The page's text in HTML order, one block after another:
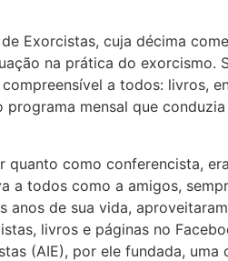
Exorcistas, cuja décima
na prática do
a todos: livros,
mensal que
quanto como conferencista,
a todos como a amigos,
anos de sua vida,
livros e páginas no
(AIE), por ele fundada,